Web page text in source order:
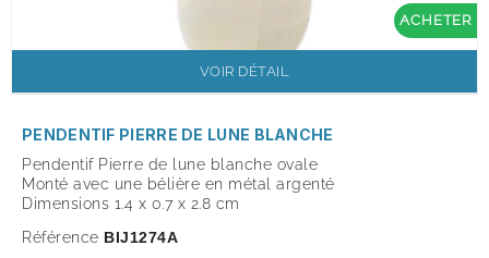
ACHETER
VOIR DÉTAIL
PENDENTIF PIERRE DE LUNE BLANCHE
Pendentif Pierre de lune blanche ovale
Monté avec une bélière en métal argenté
Dimensions 1.4 x 0.7 x 2.8 cm
Référence BIJ1274A